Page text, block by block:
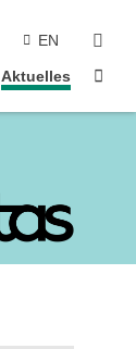
EN
Aktuelles